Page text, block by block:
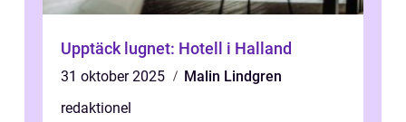
Upptäck lugnet: Hotell i Halland
31 oktober 2025
Malin Lindgren
redaktionel